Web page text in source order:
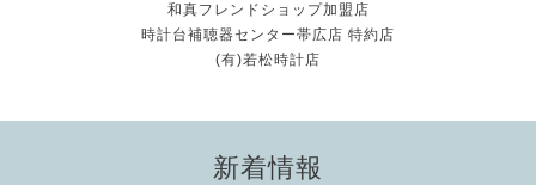
和真フレンドショップ加盟店
時計台補聴器センター帯広店 特約店
(有)若松時計店
新着情報